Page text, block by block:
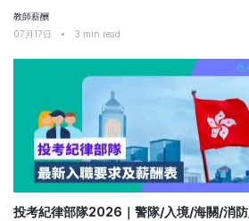
教師薪酬
07月17日
• 3 min read
投考紀律部隊2026｜警隊/入境/海關/消